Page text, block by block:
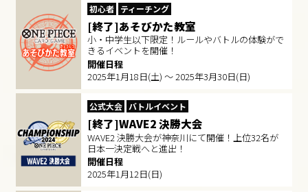
初心者 ティーチング
[終了]あそびかた教室
小・中学生以下限定！ルールやバトルの体験がで
きるイベントを開催！
開催日程
2025年1月18日(土) ～ 2025年3月30日(日)
公式大会 バトルイベント
[終了]WAVE2 決勝大会
WAVE2 決勝大会が神奈川にて開催！上位32名が
日本一決定戦へと進出！
開催日程
2025年1月12日(日)